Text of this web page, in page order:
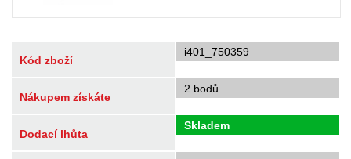
Kód zboží
i401_750359
Nákupem získáte
2 bodů
Dodací lhůta
Skladem